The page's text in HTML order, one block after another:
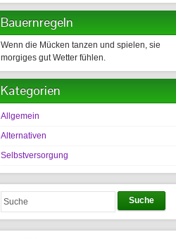
Bauernregeln
Wenn die Mücken tanzen und spielen, sie
morgiges gut Wetter fühlen.
Kategorien
Allgemein
Alternativen
Selbstversorgung
Suche